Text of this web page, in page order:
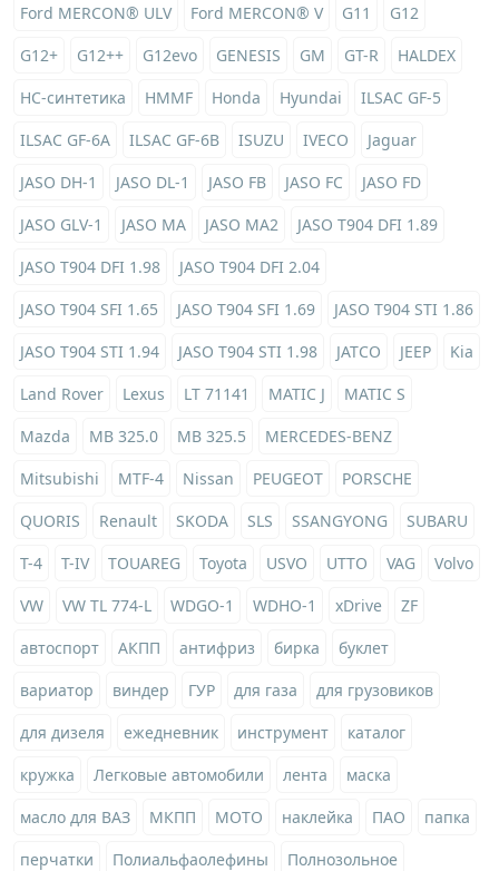
Ford MERCON® ULV
Ford MERCON® V G11
G12
G12+
G12++ G12evo GENESIS GM GT-R
HALDEX
HC-синтетика
HMMF Honda Hyundai
ILSAC GF-5
ILSAC GF-6A
ILSAC GF-6B ISUZU IVECO
Jaguar
JASO DH-1
JASO DL-1 JASO FB JASO FC
JASO FD
JASO GLV-1
JASO MA JASO MA2
JASO T904 DFI 1.89
JASO T904 DFI 1.98
JASO T904 DFI 2.04
JASO T904 SFI 1.65
JASO T904 SFI 1.69
JASO T904 STI 1.86
JASO T904 STI 1.94
JASO T904 STI 1.98 JATCO JEEP
Kia
Land Rover
Lexus LT 71141 MATIC J
MATIC S
Mazda
MB 325.0 MB 325.5
MERCEDES-BENZ
Mitsubishi
MTF-4 Nissan PEUGEOT
PORSCHE
QUORIS
Renault SKODA SLS SSANGYONG
SUBARU
T-4
T-IV TOUAREG Toyota USVO UTTO VAG
Volvo
VW
VW TL 774-L WDGO-1 WDHO-1 xDrive
ZF
автоспорт
АКПП антифриз бирка
буклет
вариатор
виндер ГУР для газа
для грузовиков
для дизеля
ежедневник инструмент
каталог
кружка
Легковые автомобили лента
маска
масло для ВАЗ
МКПП МОТО наклейка ПАО
папка
перчатки
Полиальфаолефины
Полнозольное